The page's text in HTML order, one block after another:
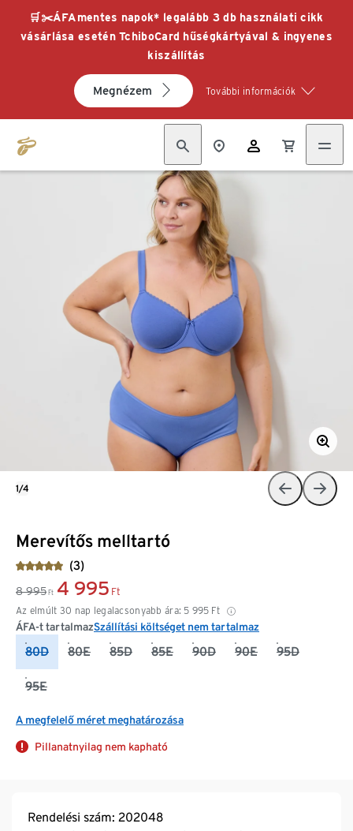
🛒✂️ÁFAmentes napok* legalább 3 db használati cikk
vásárlása esetén TchiboCard hűségkártyával & ingyenes
kiszállítás
Megnézem További információk
Merevítős melltartó
(3)
8 995 Ft 4 995 Ft
Az elmúlt 30 nap legalacsonyabb ára: 5 995 Ft
ÁFA-t tartalmazSzállítási költséget nem tartalmaz
80D 80E 85D 85E 90D 90E 95D
95E
A megfelelő méret meghatározása
Pillanatnyilag nem kapható
1/4
Rendelési szám: 202048